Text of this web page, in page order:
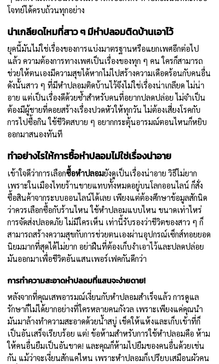
โจทย์ได้ครบถ้วนทุกอย่าง
น่าเกลียดไหมที่สาว ๆ มีหำปลอมติดบ้านเอาไว้
ยุคนี้มันไม่ใช่เรื่องของการแบ่งมาตรฐานหรือแยกเพศอีกต่อไป
แล้ว ความต้องการทางเพศเป็นเรื่องของทุก ๆ คน ใครก็สามารถ
ช่วยให้ตนเองมีความสุขได้หากไม่ไปสร้างความเดือดร้อนกับคนอื่น
ดังนั้นสาว ๆ ที่มีหำปลอมติดบ้านไว้จึงไม่ใช่เรื่องน่าเกลียด ไม่น่า
อาย แต่เป็นเรื่องดีด้วยซ้ำสำหรับคนที่อยากปลดปล่อย ไม่จำเป็น
ต้องมีผู้ชายที่คอยสร้างเรื่องปวดหัวให้ทุกวัน ไม่ต้องเสี่ยงโรคกับ
การไปซื้อกิน ใช้ชีวิตสบาย ๆ อยากกระตุ้นอารมณ์ตอนไหนก็หยิบ
ออกมาสนองทันที
ทำอย่างไรให้การซื้อหำปลอมไม่ใช่เรื่องน่าอาย
เข้าใจดีว่าการเลือกซื้อหำปลอมยังดูเป็นเรื่องน่าอาย วิธีไม่ยาก
เพราะในเมืองไทยร้านขายแทบทั้งหมดอยู่บนโลกออนไลน์ ก็สั่ง
ซื้อสินค้าจากระบบออนไลน์ได้เลย เพียงแต่ต้องศึกษาข้อมูลสักนิด
ว่าควรเลือกซื้อกับร้านไหน ใช้หำปลอมแบบไหน ขนาดเท่าไหร่
การจัดส่งปลอดภัย ไม่มีใครเห็น เท่านี้รับรองว่าชีวิตของสาว ๆ ก็
สามารถสร้างความสุขกับการช่วยตนเองผ่านอุปกรณ์เซ็กส์ทอยยอด
นิยมมากที่สุดได้ไม่ยาก อย่าฝืนที่ต้องเก็บงำเอาไว้และปลดปล่อย
มันออกมาเพื่อชีวิตอันแสนเพอร์เฟคกันดีกว่า
การทำความสะอาดหำปลอมที่แสนจะง่ายดาย!
หลังจากที่คุณเสพอารมณ์เงี่ยนกับหำปลอมสำเร็จแล้ว การดูแล
รักษาก็ไม่ได้ยากอย่างที่ใครหลายคนกังวล เพราะเพียงแค่คุณนำ
มันมาล้างทำความสะอาดด้วยน้ำสบู่ เช็คให้แห้งและเก็บเข้าที่ก็
เป็นอันเสร็จเรียบร้อย แต่! ข้อห้ามสำหรับการใช้หำปลอมคือ ห้าม
ให้คนอื่นยืมเป็นอันขาด! และคุณก็ห้ามไปยืมของคนอื่นด้วยเช่น
กัน แม้ว่าจะเงี่ยนสักแค่ไหน เพราะหำปลอมก็เปรียบเสมือนผัวคน